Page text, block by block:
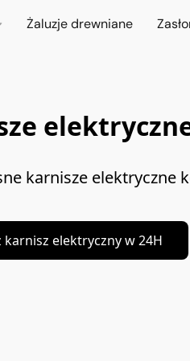
Żaluzje drewniane
karnisze elektryczne
karnisz elektryczny w 24H